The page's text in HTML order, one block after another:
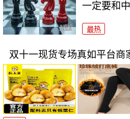
一定要和
最热
双十一现货专场真如平台商